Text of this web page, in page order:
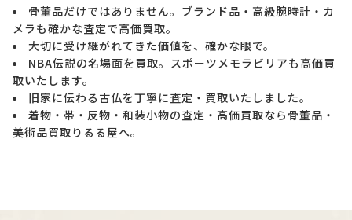
骨董品だけではありません。ブランド品・高級腕時計・カ
メラも確かな査定で高価買取。
大切に受け継がれてきた価値を、確かな眼で。
NBA伝説の名場面を買取。スポーツメモラビリアも高価買
取いたします。
旧家に伝わる古仏を丁寧に査定・買取いたしました。
着物・帯・反物・和装小物の査定・高価買取なら骨董品・
美術品買取りるる屋へ。